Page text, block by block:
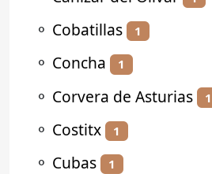
⚬ Cobatillas 1
⚬ Concha 1
⚬ Corvera de Asturias 1
⚬ Costitx 1
⚬ Cubas 1